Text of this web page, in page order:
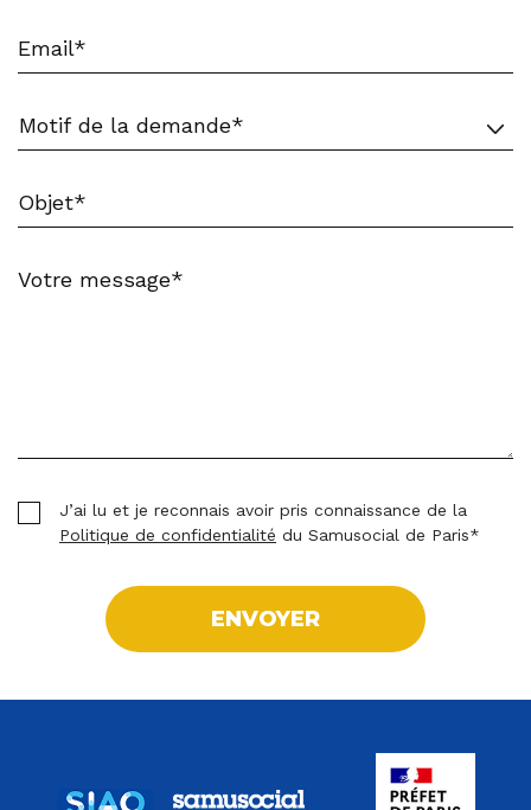
J’ai lu et je reconnais avoir pris connaissance de la
Politique de confidentialité du Samusocial de Paris*
ENVOYER